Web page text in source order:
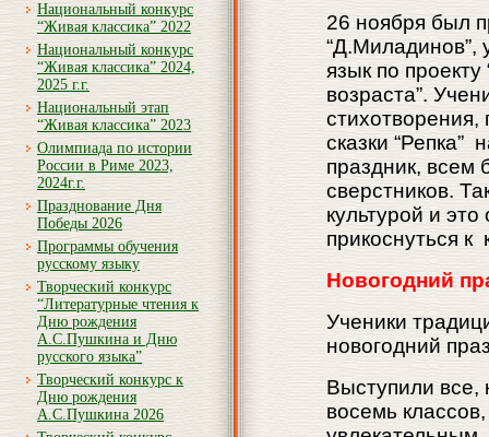
Национальный конкурс
“Живая классика” 2022
Национальный конкурс
“Живая классика” 2024,
2025 г.г.
Национальный этап
“Живая классика” 2023
Олимпиада по истории
России в Риме 2023,
2024г.г.
Празднование Дня
Победы 2026
Программы обучения
русскому языку
Творческий конкурс
“Литературные чтения к
Дню рождения
А.С.Пушкина и Дню
русского языка”
Творческий конкурс к
Дню рождения
А.С.Пушкина 2026
26 ноября был
“Д.Миладинов”,
язык по
возраста”.
стихотворения,
сказки “Репка”
праздник, всем
сверстников.
культурой и
прикоснуться к
Новогодний
Ученики
новогодний
Выступили все,
восемь